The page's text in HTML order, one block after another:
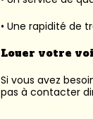
• Une rapidité de
Louer votre
Si vous avez
pas à contacter